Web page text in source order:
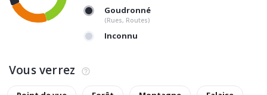
Goudronné
(Rues, Routes)
Inconnu
Vous verrez